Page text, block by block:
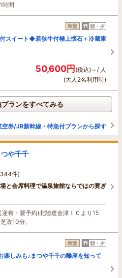
時間
和室 朝・夕
スイート◆若狭牛付極上懐石＋冷蔵庫
50,600円(税込)～/ 人
(大人2名利用時)
ランをすべてみる
空券/JR新幹線・特急付プランから探す
や千千
件)
と会席料理で温泉旅館ならではの寛ぎ
有・要予約)北陸道金津ＩＣより15
政10分。
和室 朝・夕
楽しみも♪まつや千千の離座を知って